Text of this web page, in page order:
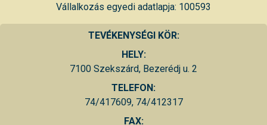
Vállalkozás egyedi adatlapja: 100593
TEVÉKENYSÉGI KÖR:
HELY:
7100 Szekszárd, Bezerédj u. 2
TELEFON:
74/417609, 74/412317
FAX: